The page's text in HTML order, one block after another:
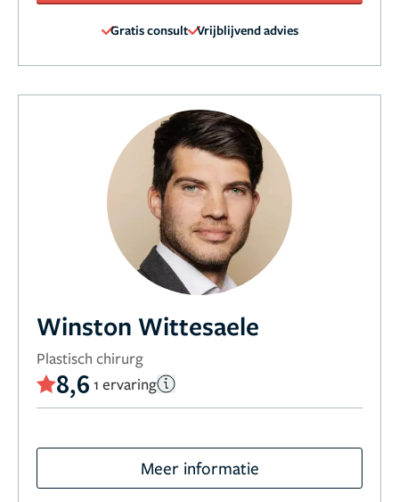
Gratis consult Vrijblijvend advies
Winston Wittesaele
Plastisch chirurg
8,6 1 ervaring
Meer informatie